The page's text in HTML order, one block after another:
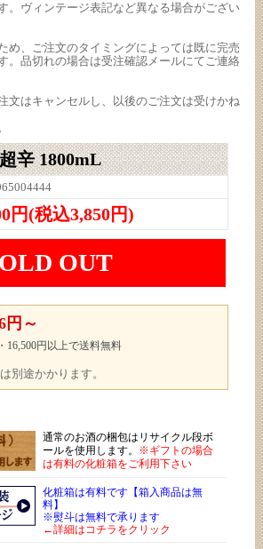
。ヴィンテージ表記など異なる場合がござい
め、ご注文のタイミングによっては既に完売
。品切れの場合は受注確認メールにてご連絡
文はキャンセルし、以後のご注文は受けかね
辛 1800mL
円(税込3,850円)
OUT
円～
16,500円以上で送料無料
別途かかります。
通常のお酒の梱包はリサイクル段ボ
ールを使用します。 ※ギフトの場合
は有料の化粧箱をご利用下さい
化粧箱は有料です【箱入商品は無
料】
※熨斗は無料で承ります
←詳細はコチラをクリック